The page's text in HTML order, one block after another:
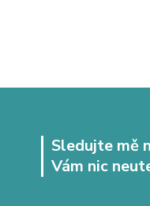
Sledujte mě
Vám nic